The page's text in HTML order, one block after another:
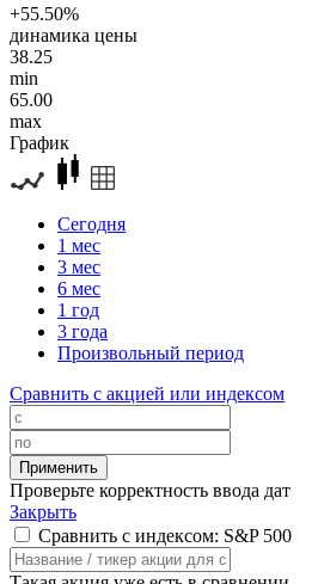
+55.50%
динамика цены
38.25
min
65.00
max
График
Сегодня
1 мес
3 мес
6 мес
1 год
3 года
Произвольный период
Сравнить с акцией или индексом
Проверьте корректность ввода дат
Закрыть
Сравнить с индексом: S&P 500